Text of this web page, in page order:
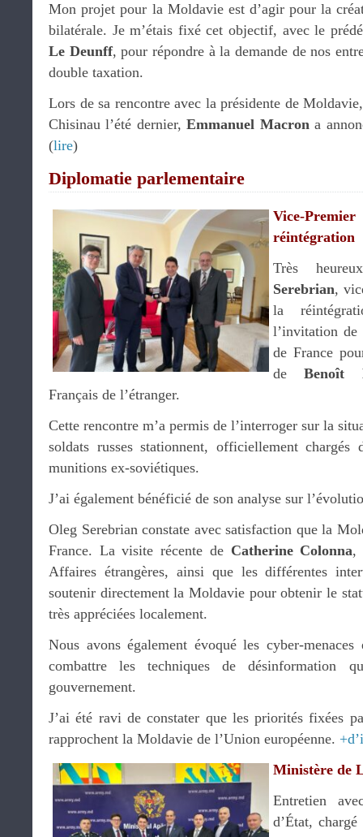
Mon projet pour la Moldavie est d’agir pour la
bilatérale. Je m’étais fixé cet objectif, avec le
Le Deunff, pour répondre à la demande de nos
double taxation.
Lors de sa rencontre avec la présidente de
Chisinau l’été dernier,Emmanuel Macrona
(lire)
Diplomatie parlementaire
Vice-
réintégration
Très
Serebrian,
la
l’invitation de
de France
deBenoît
Français de l’étranger.
Cette rencontre m’a permis de l’interroger sur la
soldats russes stationnent, officiellement chargés
munitions ex-soviétiques.
J’ai également bénéficié de son analyse sur
Oleg Serebrian constate avec satisfaction que la
France. La visite récente de Catherine Colonna,
Affaires étrangères, ainsi que les différentes
soutenir directement la Moldavie pour obtenir le
très appréciées localement.
Nous avons également évoqué les cyber-
combattre les techniques de désinformation
gouvernement.
J’ai été ravi de constater que les priorités fixées
rapprochent la Moldavie de l’Union européenne.
Ministère de
Entretien
d’État,